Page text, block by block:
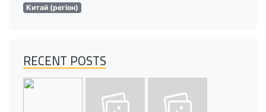
Китай (регіон)
RECENT POSTS